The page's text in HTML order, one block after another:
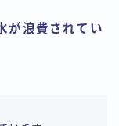
が浪費されてい